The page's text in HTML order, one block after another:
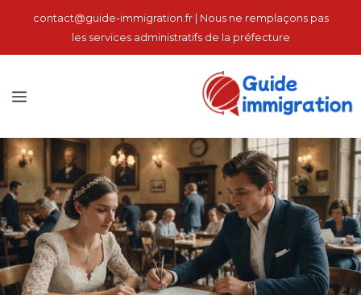
contact@guide-immigration.fr | Nous ne remplaçons pas
les services administratifs de la préfecture